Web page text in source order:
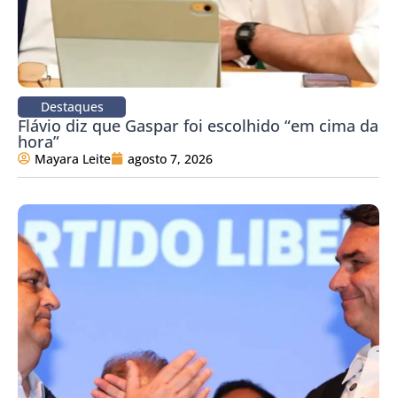
Destaques
Flávio diz que Gaspar foi escolhido “em cima da
hora”
Mayara Leite agosto 7, 2026